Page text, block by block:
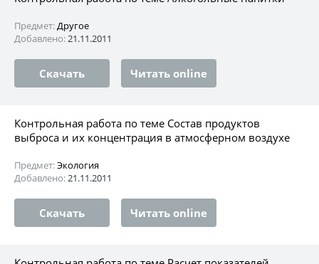
Предмет:Другое
Добавлено:21.11.2011
Скачать Читать online
Контрольная работа по теме Состав продуктов
выброса и их концентрация в атмосферном воздухе
Предмет:Экология
Добавлено:21.11.2011
Скачать Читать online